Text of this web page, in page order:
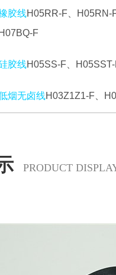
胶线H05RR-F、H05RN-
F
胶线H05SS-F、
烟无卤线H03Z1Z1-F、
PRODUCT